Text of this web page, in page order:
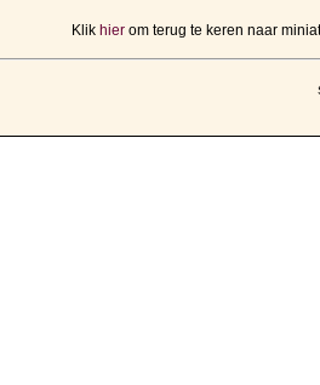
Klik hier om terug te keren naar